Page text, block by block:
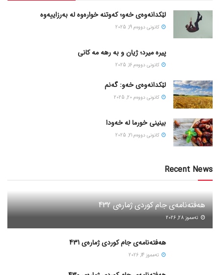
لێکدانەوەی خەو؛ کەوتنە خوارەوە لە بەرزاییەوە
كانونی دووه‌م 19, 2025
پیره میرد؛ ژیان و به رهه مه کانی
كانونی دووه‌م 16, 2025
لێکدانەوەی خەو: گەنم
كانونی دووه‌م 20, 2025
بینینی خورما لە خەودا
كانونی دووه‌م 21, 2025
Recent News
هەفتەنامەی جام کوردی ژمارەی 432
ته‌مموز 28, 2026
هەفتەنامەی جام کوردی ژمارەی 431
ته‌مموز 14, 2026